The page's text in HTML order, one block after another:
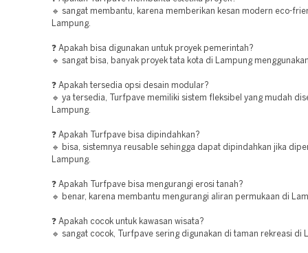
🔹 sangat membantu, karena memberikan kesan modern eco-
Lampung.
❓ Apakah bisa digunakan untuk proyek pemerintah?
🔹 sangat bisa, banyak proyek tata kota di Lampung
❓ Apakah tersedia opsi desain modular?
🔹 ya tersedia, Turfpave memiliki sistem fleksibel yang mudah
Lampung.
❓ Apakah Turfpave bisa dipindahkan?
🔹 bisa, sistemnya reusable sehingga dapat dipindahkan jika
Lampung.
❓ Apakah Turfpave bisa mengurangi erosi tanah?
🔹 benar, karena membantu mengurangi aliran permukaan di
❓ Apakah cocok untuk kawasan wisata?
🔹 sangat cocok, Turfpave sering digunakan di taman rekreasi di